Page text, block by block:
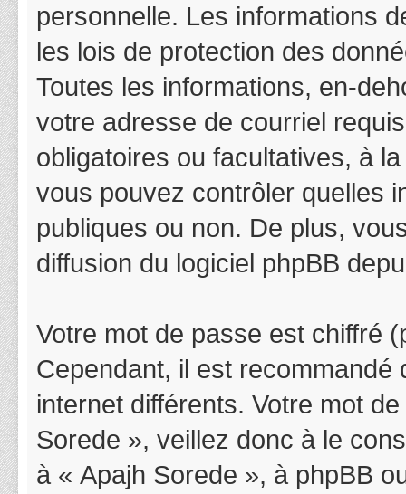
personnelle. Les informations
les lois de protection des
Toutes les informations, en-
votre adresse de courriel
obligatoires ou facultatives, à
vous pouvez contrôler quelles
publiques ou non. De plus,
diffusion du logiciel phpBB
Votre mot de passe est chiffré
Cependant, il est
internet différents. Votre mot
Sorede », veillez donc à le
à « Apajh Sorede », à phpBB